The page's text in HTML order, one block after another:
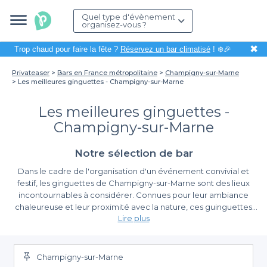
Quel type d'évènement
organisez-vous ?
Trop chaud pour faire la fête ? Réservez un bar climatisé! ❄️🎉 ✖
Privateaser Bars en France métropolitaine
Champigny-sur-Marne
Les meilleures ginguettes - Champigny-sur-Marne
Les meilleures ginguettes -
Champigny-sur-Marne
Notre sélection de bar
Dans le cadre de l'organisation d'un événement convivial et
festif, les ginguettes de Champigny-sur-Marne sont des lieux
incontournables à considérer. Connues pour leur ambiance
chaleureuse et leur proximité avec la nature, ces guinguettes
offrent un cadre idéal pour se retrouver entre amis, célébrer un
de la Marne, elles allient le charme de la tradition à une vue
imprenable, promettant une expérience mémorable à tous vos
Une expérience de réservation simplifiée
Chez Privateaser, nous avons à cœur de rendre votre
Lire plus
Champigny-sur-Marne